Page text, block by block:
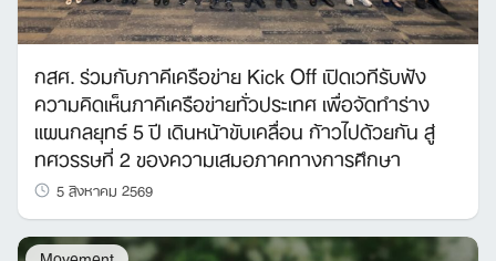
กสศ. ร่วมกับภาคีเครือข่าย Kick Off เปิดเวทีรับฟัง
ความคิดเห็นภาคีเครือข่ายทั่วประเทศ เพื่อจัดทำร่าง
แผนกลยุทธ์ 5 ปี เดินหน้าขับเคลื่อน ก้าวไปด้วยกัน สู่
ทศวรรษที่ 2 ของความเสมอภาคทางการศึกษา
5 สิงหาคม 2569